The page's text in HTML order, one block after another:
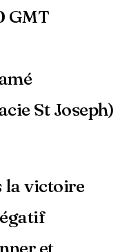
GMT
St Joseph)
la victoire